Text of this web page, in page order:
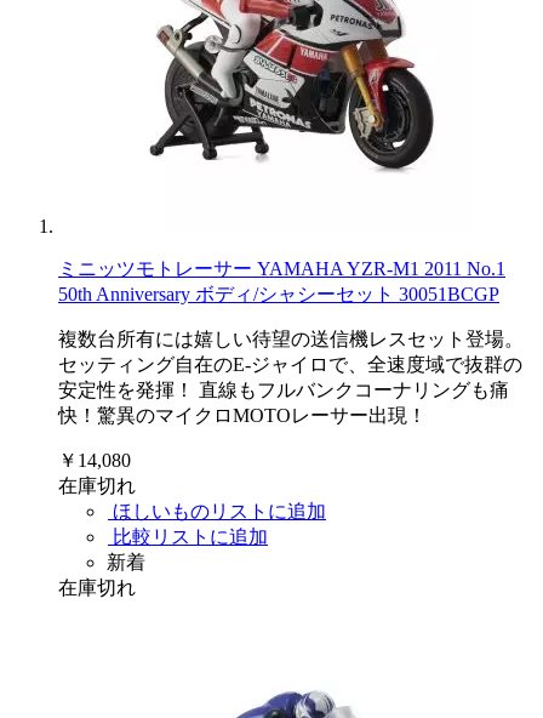
ミニッツモトレーサー YAMAHA YZR-M1 2011 No.1
50th Anniversary ボディ/シャシーセット 30051BCGP
複数台所有には嬉しい待望の送信機レスセット登場。
セッティング自在のE-ジャイロで、全速度域で抜群の
安定性を発揮！ 直線もフルバンクコーナリングも痛
快！驚異のマイクロMOTOレーサー出現！
￥14,080
在庫切れ
ほしいものリストに追加
比較リストに追加
新着
在庫切れ